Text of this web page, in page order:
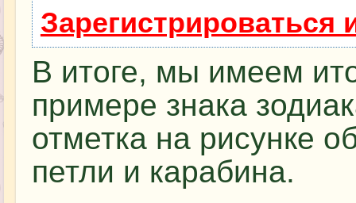
В итоге, мы имеем
примере знака
отметка на рисунке
петли и карабина.